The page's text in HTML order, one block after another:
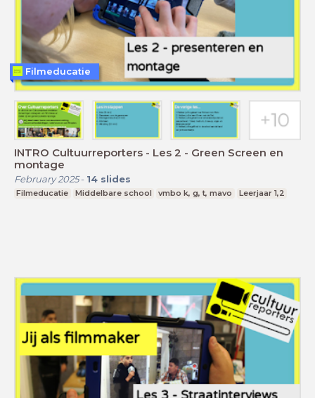
INTRO Cultuurreporters - Les 2 - Green Screen en
montage
February 2025- 14 slides
Filmeducatie Middelbare school vmbo k, g, t, mavo Leerjaar 1,2
Filmeducatie